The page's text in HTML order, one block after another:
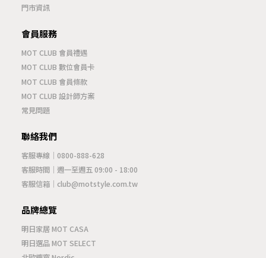
門市資訊
會員服務
MOT CLUB 會員禮遇
MOT CLUB 數位會員卡
MOT CLUB 會員條款
MOT CLUB 設計師方案
常見問題
聯絡我們
客服專線｜ 0800-888-628
客服時間｜週一至週五 09:00 - 18:00
客服信箱｜ club@motstyle.com.tw
品牌總覽
明日家居 MOT CASA
明日選品 MOT SELECT